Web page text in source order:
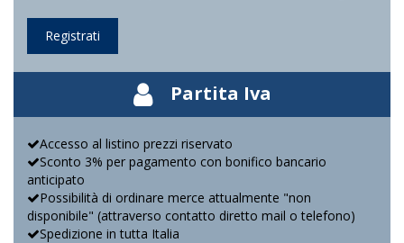
Registrati
Partita Iva
Accesso al listino prezzi riservato
Sconto 3% per pagamento con bonifico bancario
anticipato
Possibilità di ordinare merce attualmente "non
disponibile" (attraverso contatto diretto mail o telefono)
Spedizione in tutta Italia